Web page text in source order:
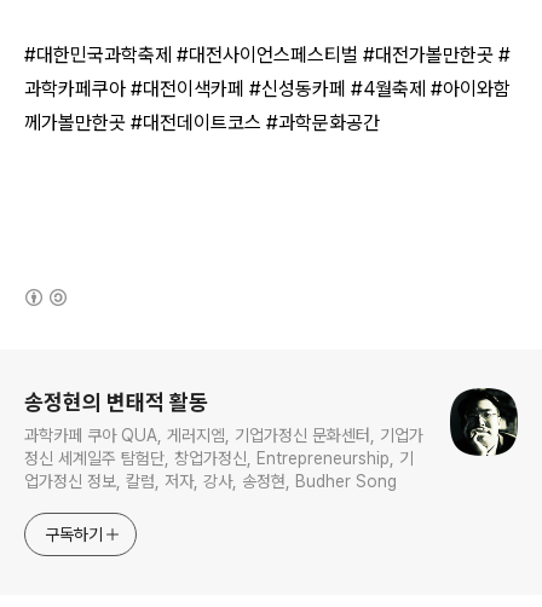
#대한민국과학축제 #대전사이언스페스티벌 #대전가볼만한곳 #
과학카페쿠아 #대전이색카페 #신성동카페 #4월축제 #아이와함
께가볼만한곳 #대전데이트코스 #과학문화공간
송정현의 변태적 활동
과학카페 쿠아 QUA, 게러지엠, 기업가정신 문화센터, 기업가
정신 세계일주 탐험단, 창업가정신, Entrepreneurship, 기
업가정신 정보, 칼럼, 저자, 강사, 송정현, Budher Song
구독하기